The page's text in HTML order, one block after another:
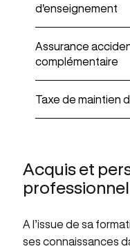
d'enseignement
Assurance
complémentaire
Taxe de maintien
Acquis et
A l’issue de sa
ses connaissances